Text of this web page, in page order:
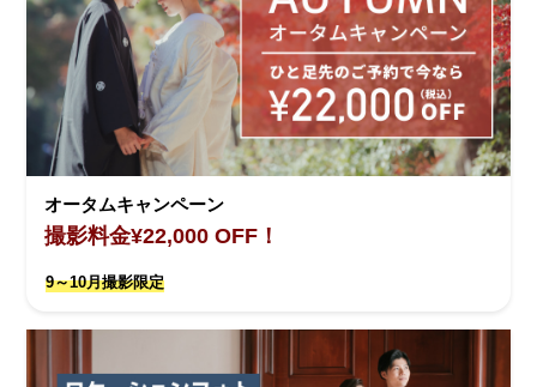
オータムキャンペーン
撮影料金¥22,000 OFF！
9～10月撮影限定